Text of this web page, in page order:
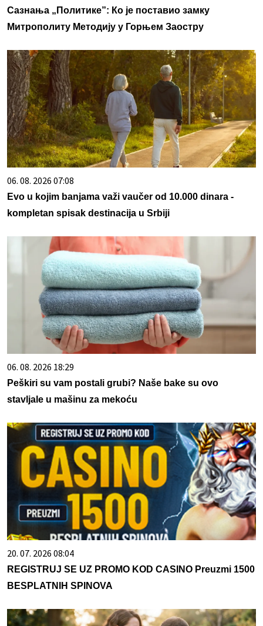
Сазнања „Политике”: Ко је поставио замку
Митрополиту Методију у Горњем Заостру
06. 08. 2026 07:08
Evo u kojim banjama važi vaučer od 10.000 dinara -
kompletan spisak destinacija u Srbiji
06. 08. 2026 18:29
Peškiri su vam postali grubi? Naše bake su ovo
stavljale u mašinu za mekoću
20. 07. 2026 08:04
REGISTRUJ SE UZ PROMO KOD CASINO Preuzmi 1500
BESPLATNIH SPINOVA